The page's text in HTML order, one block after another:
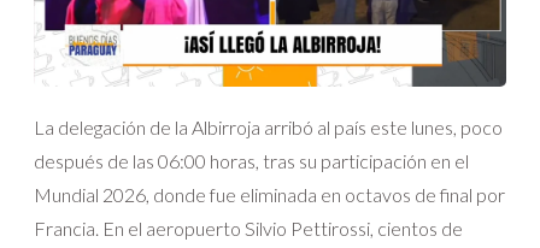
La delegación de la Albirroja arribó al país este lunes, poco
después de las 06:00 horas, tras su participación en el
Mundial 2026, donde fue eliminada en octavos de final por
Francia. En el aeropuerto Silvio Pettirossi, cientos de